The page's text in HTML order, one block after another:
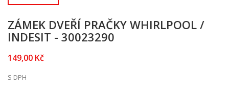
ZÁMEK DVEŘÍ PRAČKY WHIRLPOOL /
INDESIT - 30023290
149,00 Kč
S DPH